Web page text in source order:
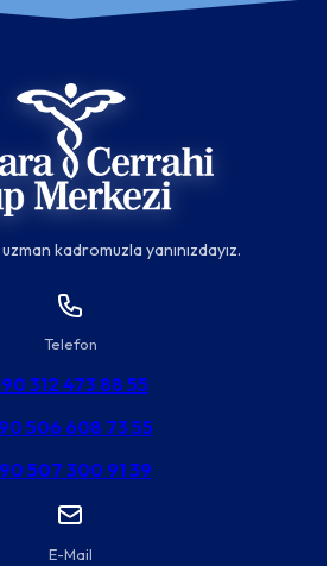
uzman kadromuzla yanınızdayız.
Telefon
312 473 88 55
506 608 73 55
507 300 91 39
E-Mail